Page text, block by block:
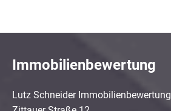
Immobilienbewertung
Lutz Schneider Immobilienbewertung